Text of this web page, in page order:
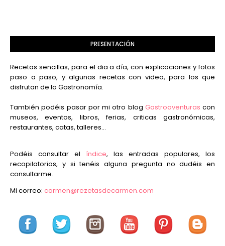
PRESENTACIÓN
Recetas sencillas, para el dia a día, con explicaciones y fotos
paso a paso, y algunas recetas con video, para los que
disfrutan de la Gastronomía.
También podéis pasar por mi otro blog Gastroaventuras con
museos, eventos, libros, ferias, criticas gastronómicas,
restaurantes, catas, talleres...
Podéis consultar el índice, las entradas populares, los
recopilatorios, y si tenéis alguna pregunta no dudéis en
consultarme.
Mi correo: carmen@rezetasdecarmen.com